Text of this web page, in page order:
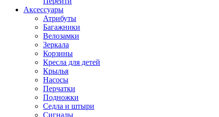
Аксессуары
Атрибуты
Багажники
Велозамки
Зеркала
Корзины
Кресла для детей
Крылья
Насосы
Перчатки
Подножки
Седла и штыри
Сигналы